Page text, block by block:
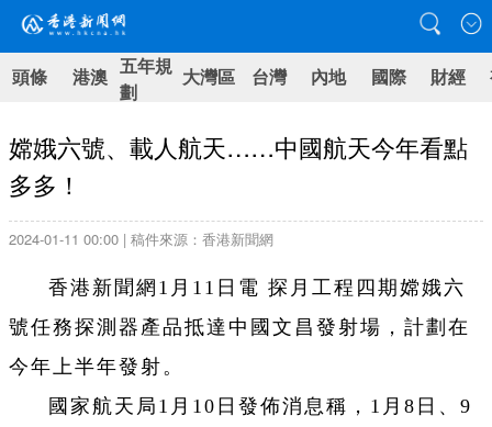
頭條 港澳 五年規
劃
大灣區 台灣 內地 國際 財經
嫦娥六號、載人航天……中國航天今年看點
多多！
2024-01-11 00:00 | 稿件來源：香港新聞網
香港新聞網1月11日電 探月工程四期嫦娥六
號任務探測器產品抵達中國文昌發射場，計劃在
今年上半年發射。
國家航天局1月10日發佈消息稱，1月8日、9